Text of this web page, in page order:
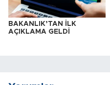
BAKANLIK’TAN İLK
AÇIKLAMA GELDİ